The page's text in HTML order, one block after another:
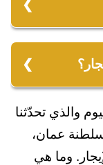
وجود أي
وتمكين
في أن
عدم
العادي.
من الانتفاع
والذي تحدّثنا
عمان،
وما هي